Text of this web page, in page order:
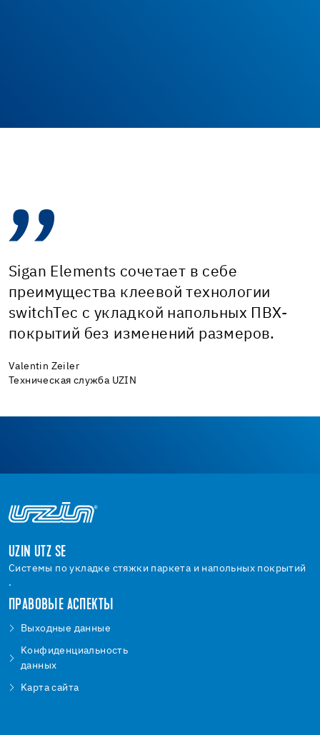
Sigan Elements сочетает в себе
преимущества клеевой технологии
switchTec с укладкой напольных ПВХ-
покрытий без изменений размеров.
Valentin Zeiler
Техническая служба UZIN
UZIN UTZ SE
Системы по укладке стяжки паркета и напольных покрытий
.
ПРАВОВЫЕ АСПЕКТЫ
Bыходные данные
Kонфиденциальность
данных
Kарта сайта